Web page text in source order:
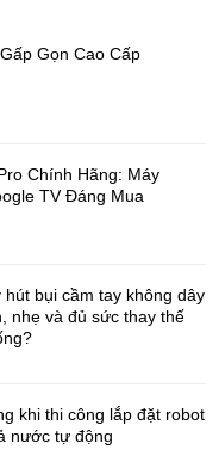
Phần Tiết
phần giúp kiểm
ổn định và giảm tiêu
Gọn Cao Cấp
Chính Hãng: Máy
TV Đáng Mua
hút bụi cầm tay không dây
nhẹ và đủ sức thay thế
khi thi công lắp đặt robot
nước tự động